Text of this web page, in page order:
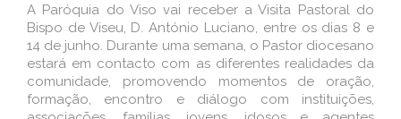
A Paróquia do Viso vai receber a Visita Pastoral do
Bispo de Viseu, D. António Luciano, entre os dias 8 e
14 de junho. Durante uma semana, o Pastor diocesano
estará em contacto com as diferentes realidades da
comunidade, promovendo momentos de oração,
formação, encontro e diálogo com instituições,